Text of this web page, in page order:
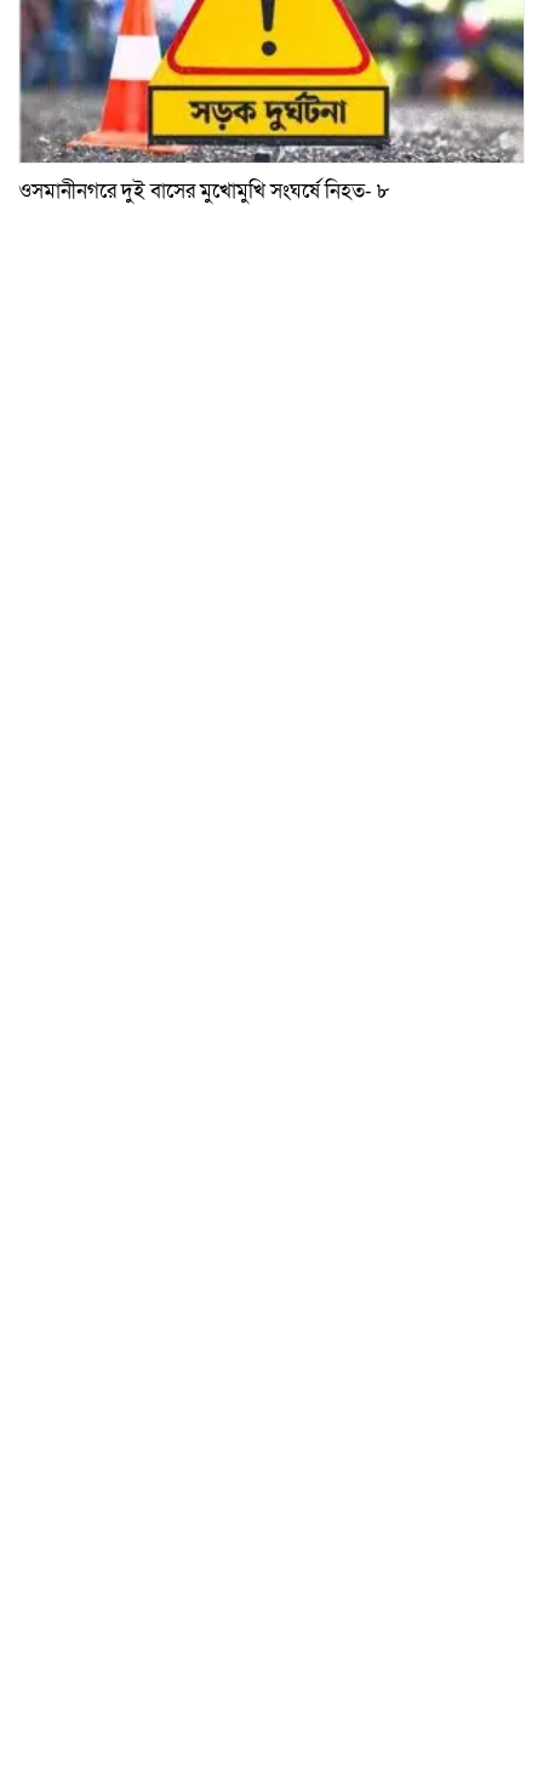
ওসমানীনগরে দুই বাসের মুখোমুখি সংঘর্ষে নিহত- ৮